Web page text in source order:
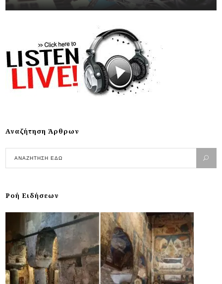
Αναζήτηση Άρθρων
Ροή Ειδήσεων